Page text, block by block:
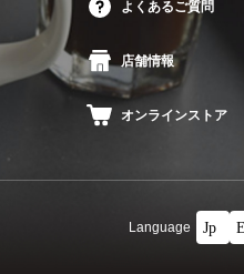
よくあるご質問
店舗情報
オンラインストア
Language